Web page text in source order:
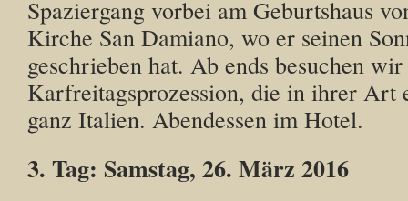
Spaziergang vorbei am Geburtshaus
Kirche San Damiano, wo er seinen
geschrieben hat. Ab ends besuchen
Karfreitagsprozession, die in ihrer Art
ganz Italien. Abendessen im Hotel.
3. Tag: Samstag, 26. März 2016